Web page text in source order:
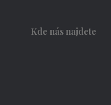
Kde nás najdete